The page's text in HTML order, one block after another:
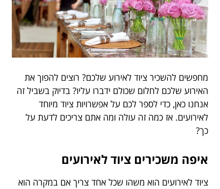
מחפשים להשכיר ציוד לאירוע שלכם? רוצים להפוך את
האירוע שלכם לחלום שכולם ידברו עליו? בדיוק בשביל זה
אנחנו כאן, כדי לספר לכם על אפשרויות ציוד מיוחד
לאירועים. אז כמה זה עולה ומה אתם צריכים לדעת על
כך?
איפה משכירים ציוד לאירועים
ציוד לאירועים הוא משהו שכל אחד צריך אם במקרה הוא